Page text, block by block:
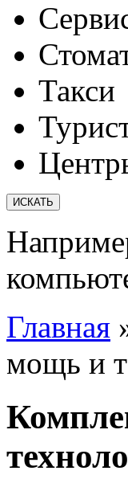
Такси
Главная
мощь и